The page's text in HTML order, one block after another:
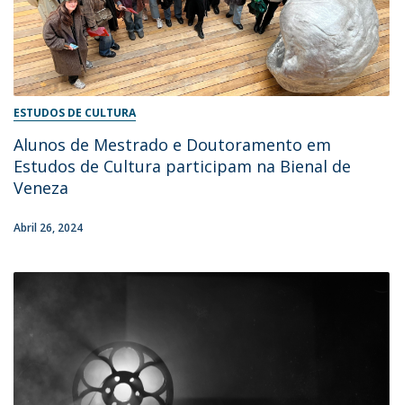
ESTUDOS DE CULTURA
Alunos de Mestrado e Doutoramento em
Estudos de Cultura participam na Bienal de
Veneza
Abril 26, 2024